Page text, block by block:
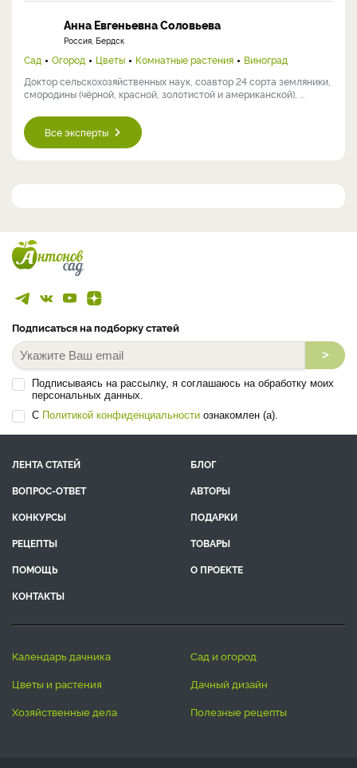
Анна Евгеньевна Соловьева
Россия, Бердск
Сад Огород Цветы Комнатные растения
Виноград
Доктор сельскохозяйственных наук, соавтор 24 сорта земляники,
смородины (чёрной, красной, золотистой и американской), ...
Все эксперты
Подписаться на подборку статей
>
Подписываясь на рассылку, я соглашаюсь на обработку моих
персональных данных.
С Политикой конфиденциальности ознакомлен (а).
ЛЕНТА СТАТЕЙ
БЛОГ
ВОПРОС-ОТВЕТ
АВТОРЫ
КОНКУРСЫ
ПОДАРКИ
РЕЦЕПТЫ
ТОВАРЫ
ПОМОЩЬ
О ПРОЕКТЕ
КОНТАКТЫ
календарь дачника
сад и огород
цветы и растения
дачный дизайн
хозяйственные дела
полезные рецепты